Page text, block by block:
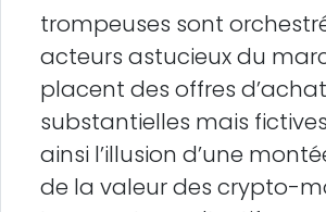
trompeuses sont
acteurs astucieux du
placent des offres d’achat
substantielles mais
ainsi l’illusion d’une
de la valeur des crypto-